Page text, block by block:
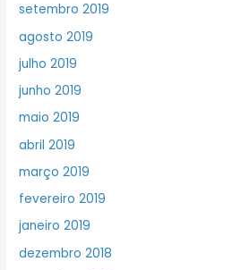
setembro 2019
agosto 2019
julho 2019
junho 2019
maio 2019
abril 2019
março 2019
fevereiro 2019
janeiro 2019
dezembro 2018